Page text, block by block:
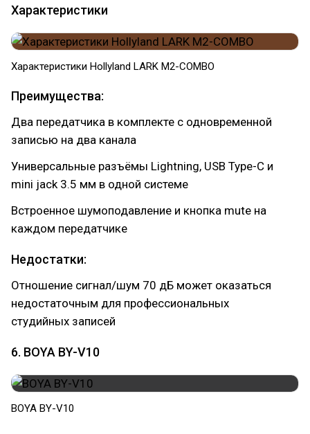
Характеристики
Характеристики Hollyland LARK M2-COMBO
Преимущества:
Два передатчика в комплекте с одновременной
записью на два канала
Универсальные разъёмы Lightning, USB Type-C и
mini jack 3.5 мм в одной системе
Встроенное шумоподавление и кнопка mute на
каждом передатчике
Недостатки:
Отношение сигнал/шум 70 дБ может оказаться
недостаточным для профессиональных
студийных записей
6. BOYA BY-V10
BOYA BY-V10